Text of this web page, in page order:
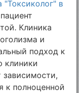
"Токсиколог" в
Клиника
и
подход к
клиники
зависимости,
к полноценной